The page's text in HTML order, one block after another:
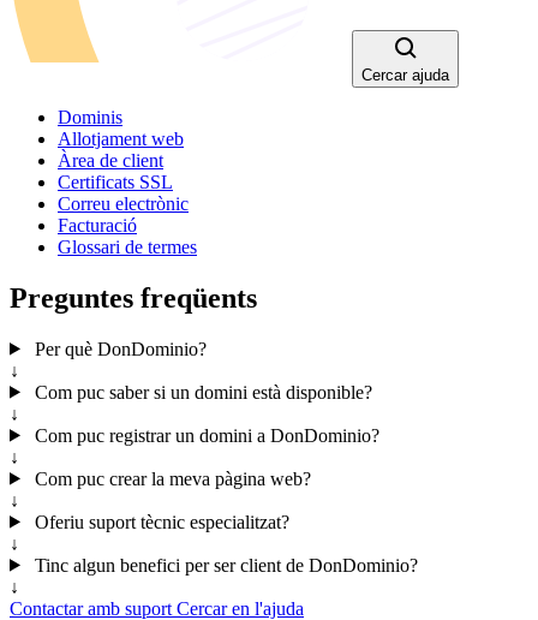
Cercar ajuda
Dominis
Allotjament web
Àrea de client
Certificats SSL
Correu electrònic
Facturació
Glossari de termes
Preguntes freqüents
Per què DonDominio?
↓
Com puc saber si un domini està disponible?
↓
Com puc registrar un domini a DonDominio?
↓
Com puc crear la meva pàgina web?
↓
Oferiu suport tècnic especialitzat?
↓
Tinc algun benefici per ser client de DonDominio?
↓
Contactar amb suport Cercar en l'ajuda